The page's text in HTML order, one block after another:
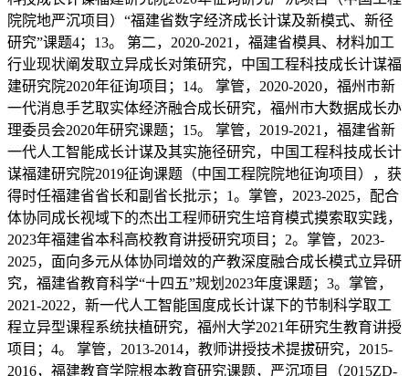
院院地严沉项目）“福建省数字经济成长计谋及新模式、新径
研究”课题4；13。 第二，2020-2021，福建省模具、材料加工
行业现状阐发取立异成长对策研究，中国工程科技成长计谋福
建研究院2020年征询项目；14。 掌管，2020-2020，福州市新
一代消息手艺取实体经济融合成长研究，福州市大数据成长办
理委员会2020年研究课题；15。 掌管，2019-2021，福建省新
一代人工智能成长计谋及其实施径研究，中国工程科技成长计
谋福建研究院2019征询课题（中国工程院院地征询项目），获
得时任福建省省长和副省长批示；1。掌管，2023-2025，配合
体协同成长视域下的杰出工程师研究生培育模式摸索取实践，
2023年福建省本科高校教育讲授研究项目；2。掌管，2023-
2025，面向多元从体协同增效的产教深度融合成长模式立异研
究，福建省教育科学“十四五”规划2023年度课题；3。掌管，
2021-2022，新一代人工智能国度成长计谋下的节制科学取工
程立异型课程系统扶植研究，福州大学2021年研究生教育讲授
项目；4。 掌管，2013-2014，教师讲授技术提拔研究，2015-
2016，福建教育学院根本教育研究课题，严沉项目（2015ZD-